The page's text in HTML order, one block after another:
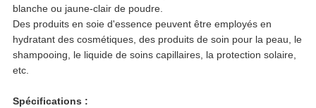
blanche ou jaune-clair de poudre.
Des produits en soie d'essence peuvent être employés en
hydratant des cosmétiques, des produits de soin pour la peau, le
shampooing, le liquide de soins capillaires, la protection solaire,
etc.
Spécifications :